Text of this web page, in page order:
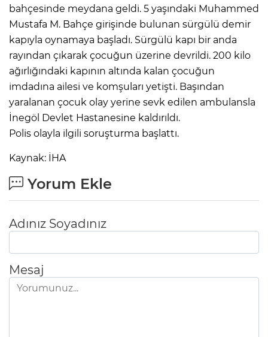
bahçesinde meydana geldi. 5 yaşındaki Muhammed
Mustafa M. Bahçe girişinde bulunan sürgülü demir
kapıyla oynamaya başladı. Sürgülü kapı bir anda
rayından çıkarak çocuğun üzerine devrildi. 200 kilo
ağırlığındaki kapının altında kalan çocuğun
imdadına ailesi ve komşuları yetişti. Başından
yaralanan çocuk olay yerine sevk edilen ambulansla
İnegöl Devlet Hastanesine kaldırıldı.
Polis olayla ilgili soruşturma başlattı.
Kaynak: İHA
Yorum Ekle
Adınız Soyadınız
Mesaj